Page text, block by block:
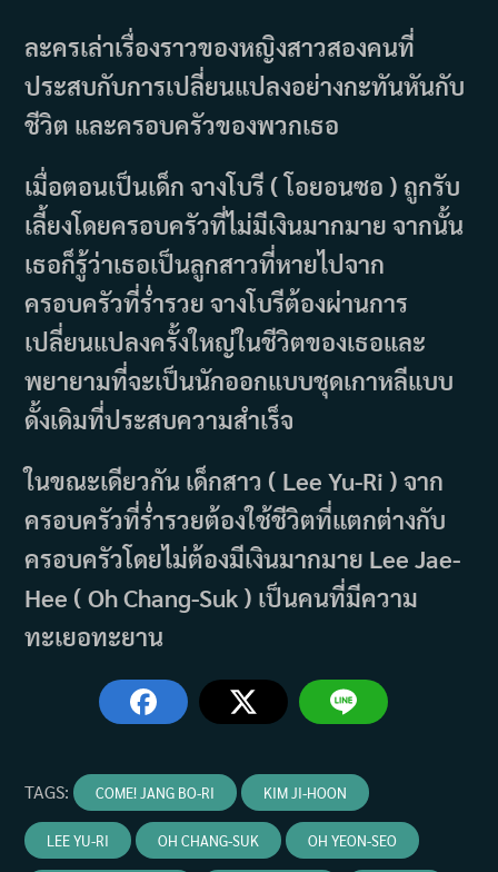
ละครเล่าเรื่องราวของหญิงสาวสองคนที่
ประสบกับการเปลี่ยนแปลงอย่างกะทันหันกับ
ชีวิต และครอบครัวของพวกเธอ
เมื่อตอนเป็นเด็ก จางโบรี ( โอยอนซอ ) ถูกรับ
เลี้ยงโดยครอบครัวที่ไม่มีเงินมากมาย จากนั้น
เธอก็รู้ว่าเธอเป็นลูกสาวที่หายไปจาก
ครอบครัวที่ร่ำรวย จางโบรีต้องผ่านการ
เปลี่ยนแปลงครั้งใหญ่ในชีวิตของเธอและ
พยายามที่จะเป็นนักออกแบบชุดเกาหลีแบบ
ดั้งเดิมที่ประสบความสำเร็จ
ในขณะเดียวกัน เด็กสาว ( Lee Yu-Ri ) จาก
ครอบครัวที่ร่ำรวยต้องใช้ชีวิตที่แตกต่างกับ
ครอบครัวโดยไม่ต้องมีเงินมากมาย Lee Jae-
Hee ( Oh Chang-Suk ) เป็นคนที่มีความ
ทะเยอทะยาน
TAGS: COME! JANG BO-RI KIM JI-HOON
LEE YU-RI OH CHANG-SUK OH YEON-SEO